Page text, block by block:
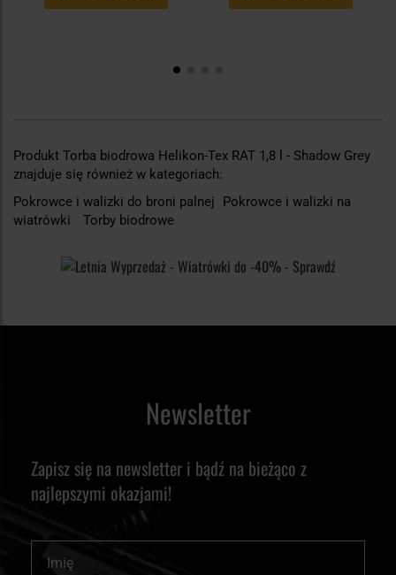
Produkt Torba biodrowa Helikon-Tex RAT 1,8 l - Shadow Grey
znajduje się również w kategoriach:
Pokrowce i walizki do broni palnej
Pokrowce i walizki na
wiatrówki
Torby biodrowe
Newsletter
Zapisz się na newsletter i bądź na bieżąco z
najlepszymi okazjami!